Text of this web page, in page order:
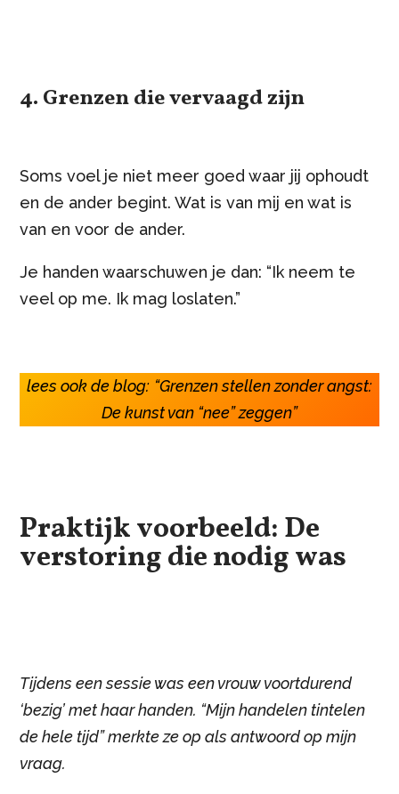
4. Grenzen die vervaagd zijn
Soms voel je niet meer goed waar jij ophoudt
en de ander begint. Wat is van mij en wat is
van en voor de ander.
Je handen waarschuwen je dan: “Ik neem te
veel op me. Ik mag loslaten.”
lees ook de blog: “Grenzen stellen zonder angst:
De kunst van “nee” zeggen”
Praktijk voorbeeld: De
verstoring die nodig was
Tijdens een sessie was een vrouw voortdurend
‘bezig’ met haar handen. “Mijn handelen tintelen
de hele tijd” merkte ze op als antwoord op mijn
vraag.